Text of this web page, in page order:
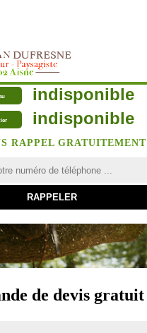
indisponible
indisponible
RAPPEL GRATUITEMENT
de devis gratuit